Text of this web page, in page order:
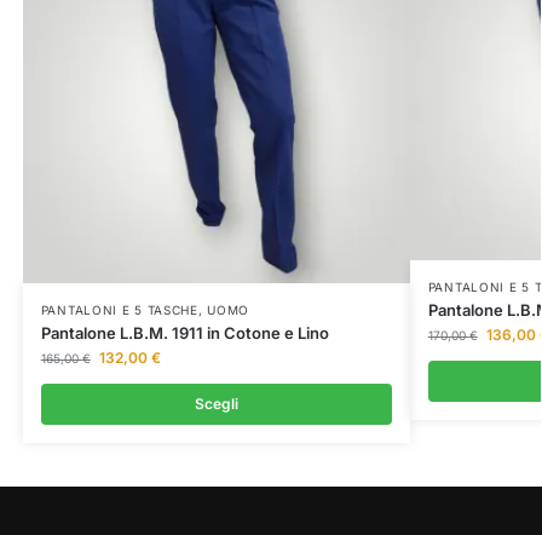
PANTALONI E 5 TASCHE,UOMO
Pantalone L.B.M. 1911 in Cotone e Lino
165,00€ 132,00 €
Scegli
PANTALONI E 5
Pantalone
170,00€ 136,00